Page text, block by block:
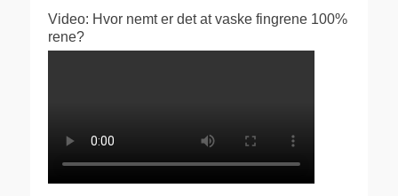
Video: Hvor nemt er det at vaske fingrene 100%
rene?